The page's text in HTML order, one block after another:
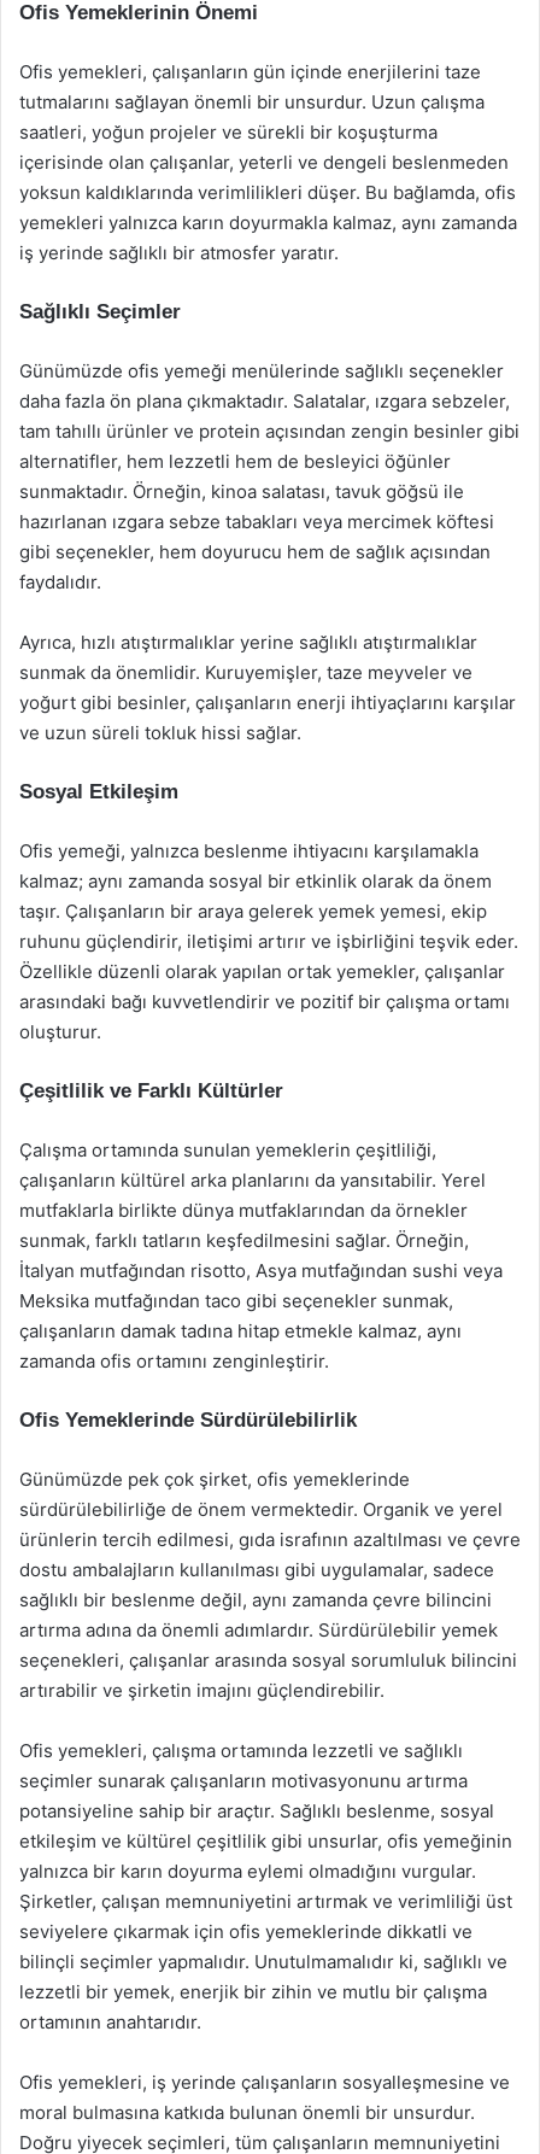
Ofis Yemeklerinin Önemi
Ofis yemekleri, çalışanların gün içinde enerjilerini taze
tutmalarını sağlayan önemli bir unsurdur. Uzun çalışma
saatleri, yoğun projeler ve sürekli bir koşuşturma
içerisinde olan çalışanlar, yeterli ve dengeli beslenmeden
yoksun kaldıklarında verimlilikleri düşer. Bu bağlamda, ofis
yemekleri yalnızca karın doyurmakla kalmaz, aynı zamanda
iş yerinde sağlıklı bir atmosfer yaratır.
Sağlıklı Seçimler
Günümüzde ofis yemeği menülerinde sağlıklı seçenekler
daha fazla ön plana çıkmaktadır. Salatalar, ızgara sebzeler,
tam tahıllı ürünler ve protein açısından zengin besinler gibi
alternatifler, hem lezzetli hem de besleyici öğünler
sunmaktadır. Örneğin, kinoa salatası, tavuk göğsü ile
hazırlanan ızgara sebze tabakları veya mercimek köftesi
gibi seçenekler, hem doyurucu hem de sağlık açısından
faydalıdır.
Ayrıca, hızlı atıştırmalıklar yerine sağlıklı atıştırmalıklar
sunmak da önemlidir. Kuruyemişler, taze meyveler ve
yoğurt gibi besinler, çalışanların enerji ihtiyaçlarını karşılar
ve uzun süreli tokluk hissi sağlar.
Sosyal Etkileşim
Ofis yemeği, yalnızca beslenme ihtiyacını karşılamakla
kalmaz; aynı zamanda sosyal bir etkinlik olarak da önem
taşır. Çalışanların bir araya gelerek yemek yemesi, ekip
ruhunu güçlendirir, iletişimi artırır ve işbirliğini teşvik eder.
Özellikle düzenli olarak yapılan ortak yemekler, çalışanlar
arasındaki bağı kuvvetlendirir ve pozitif bir çalışma ortamı
oluşturur.
Çeşitlilik ve Farklı Kültürler
Çalışma ortamında sunulan yemeklerin çeşitliliği,
çalışanların kültürel arka planlarını da yansıtabilir. Yerel
mutfaklarla birlikte dünya mutfaklarından da örnekler
sunmak, farklı tatların keşfedilmesini sağlar. Örneğin,
İtalyan mutfağından risotto, Asya mutfağından sushi veya
Meksika mutfağından taco gibi seçenekler sunmak,
çalışanların damak tadına hitap etmekle kalmaz, aynı
zamanda ofis ortamını zenginleştirir.
Ofis Yemeklerinde Sürdürülebilirlik
Günümüzde pek çok şirket, ofis yemeklerinde
sürdürülebilirliğe de önem vermektedir. Organik ve yerel
ürünlerin tercih edilmesi, gıda israfının azaltılması ve çevre
dostu ambalajların kullanılması gibi uygulamalar, sadece
sağlıklı bir beslenme değil, aynı zamanda çevre bilincini
artırma adına da önemli adımlardır. Sürdürülebilir yemek
seçenekleri, çalışanlar arasında sosyal sorumluluk bilincini
artırabilir ve şirketin imajını güçlendirebilir.
Ofis yemekleri, çalışma ortamında lezzetli ve sağlıklı
seçimler sunarak çalışanların motivasyonunu artırma
potansiyeline sahip bir araçtır. Sağlıklı beslenme, sosyal
etkileşim ve kültürel çeşitlilik gibi unsurlar, ofis yemeğinin
yalnızca bir karın doyurma eylemi olmadığını vurgular.
Şirketler, çalışan memnuniyetini artırmak ve verimliliği üst
seviyelere çıkarmak için ofis yemeklerinde dikkatli ve
bilinçli seçimler yapmalıdır. Unutulmamalıdır ki, sağlıklı ve
lezzetli bir yemek, enerjik bir zihin ve mutlu bir çalışma
ortamının anahtarıdır.
Ofis yemekleri, iş yerinde çalışanların sosyalleşmesine ve
moral bulmasına katkıda bulunan önemli bir unsurdur.
Doğru yiyecek seçimleri, tüm çalışanların memnuniyetini